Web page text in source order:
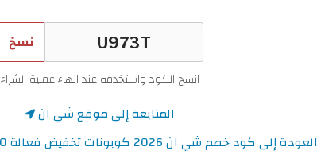
نسخ
انسخ الكود واستخدمه عند انهاء عملية الشراء
المتابعة إلى موقع شي ان
العودة إلى كود خصم شي ان 2026 كوبونات تخفيض فعالة 100% في SHEIN الامارات